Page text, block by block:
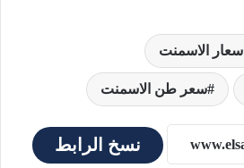
اسعار الاسمنت
سعر طن الاسمنت
نسخ الرابط